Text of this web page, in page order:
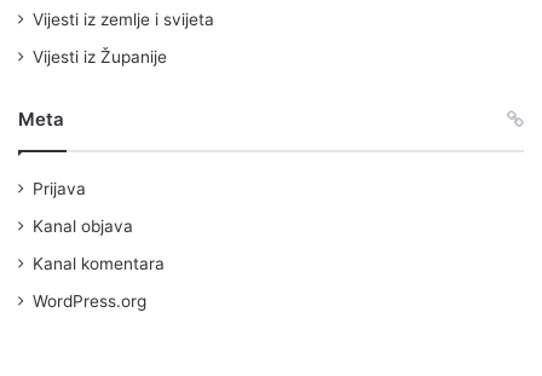
Vijesti iz zemlje i svijeta
Vijesti iz Županije
Meta
Prijava
Kanal objava
Kanal komentara
WordPress.org